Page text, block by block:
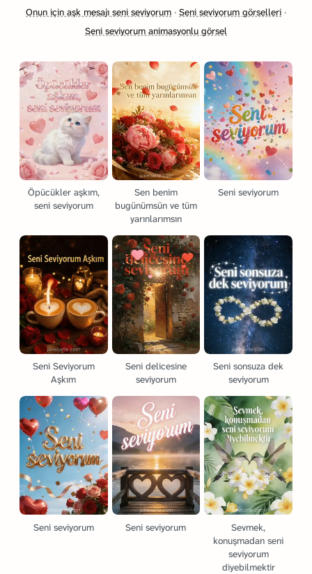
Onun için aşk mesajı seni seviyorum · Seni seviyorum görselleri ·
Seni seviyorum animasyonlu görsel
Öpücükler aşkım,
seni seviyorum
Sen benim
bugünümsün ve tüm
yarınlarımsın
Seni seviyorum
Seni Seviyorum
Aşkım
Seni delicesine
seviyorum
Seni sonsuza dek
seviyorum
Seni seviyorum Seni seviyorum
Sevmek,
konuşmadan seni
seviyorum
diyebilmektir